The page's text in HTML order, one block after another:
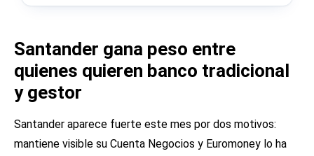
Santander gana peso entre
quienes quieren banco tradicional
y gestor
Santander aparece fuerte este mes por dos motivos:
mantiene visible su Cuenta Negocios y Euromoney lo ha